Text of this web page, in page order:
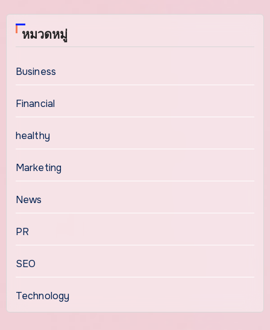
หมวดหมู่
Business
Financial
healthy
Marketing
News
PR
SEO
Technology